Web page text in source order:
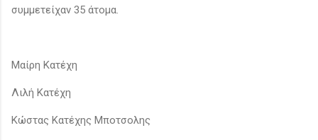
συμμετείχαν 35 άτομα.
Μαίρη Κατέχη
Λιλή Κατέχη
Κώστας Κατέχης Μποτσολης